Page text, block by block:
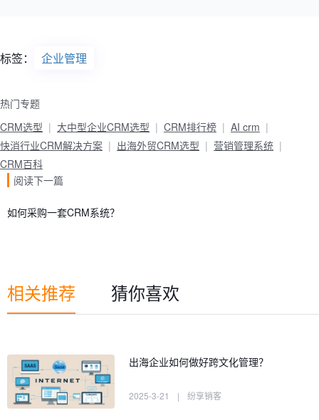
标签： 企业管理
热门专题
CRM选型
大中型企业CRM选型 CRM排行榜
AI crm
快消行业CRM解决方案
出海外贸CRM选型
营销管理系统
CRM百科
阅读下一篇
如何采购一套CRM系统？
相关推荐 猜你喜欢
出海企业如何做好跨文化管理？
2025-3-21 | 纷享销客